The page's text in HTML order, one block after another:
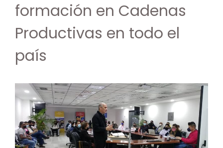
formación en Cadenas
Productivas en todo el
país